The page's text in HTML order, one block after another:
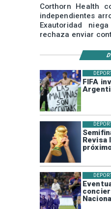
FIFA
Revisa
Corthorn Health
independientes
Exautoridad
rechaza enviar